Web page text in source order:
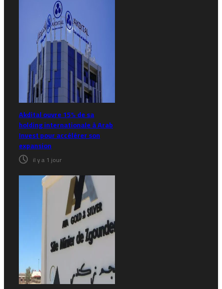
Akdital ouvre 15% de sa
holding internationale à Arab
Invest pour accélérer son
expansion
il y a 1 jour